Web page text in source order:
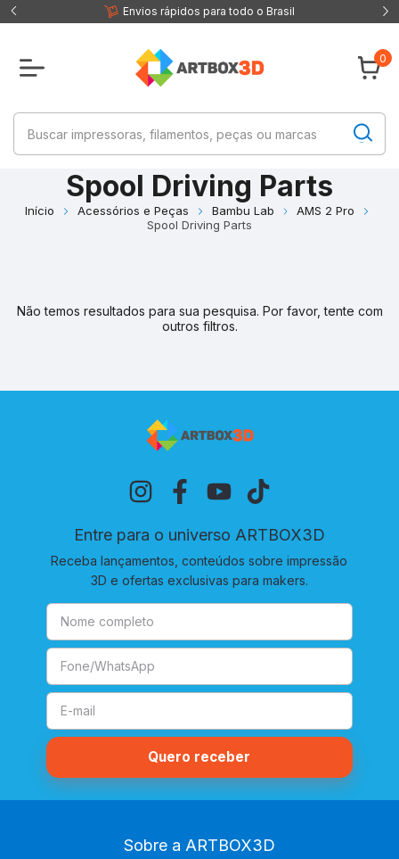
Envios rápidos para todo o Brasil
0
Spool Driving Parts
Início Acessórios e Peças Bambu Lab
AMS 2 Pro
Spool Driving Parts
Não temos resultados para sua pesquisa. Por favor, tente com
outros filtros.
Entre para o universo ARTBOX3D
Receba lançamentos, conteúdos sobre impressão
3D e ofertas exclusivas para makers.
Sobre a ARTBOX3D